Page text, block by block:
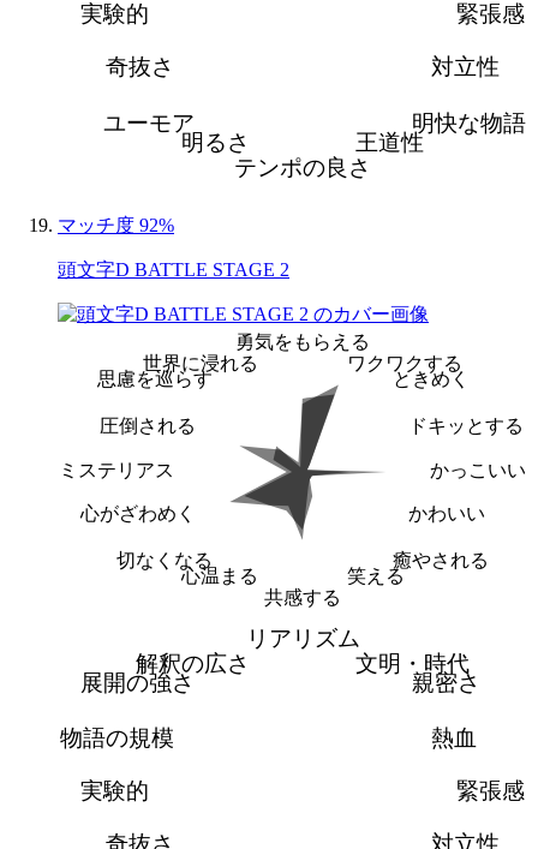
緊張感
対立性
明快な物語
王道性
テンポの良さ
明るさ
ユーモア
奇抜さ
実験的
マッチ度 92%
頭文字D BATTLE STAGE 2
勇気をもらえる
ワクワクする
ときめく
ドキッとする
かっこいい
かわいい
癒やされる
笑える
共感する
心温まる
切なくなる
心がざわめく
ミステリアス
圧倒される
思慮を巡らす
世界に浸れる
リアリズム
文明・時代
親密さ
熱血
緊張感
実験的
物語の規模
展開の強さ
解釈の広さ